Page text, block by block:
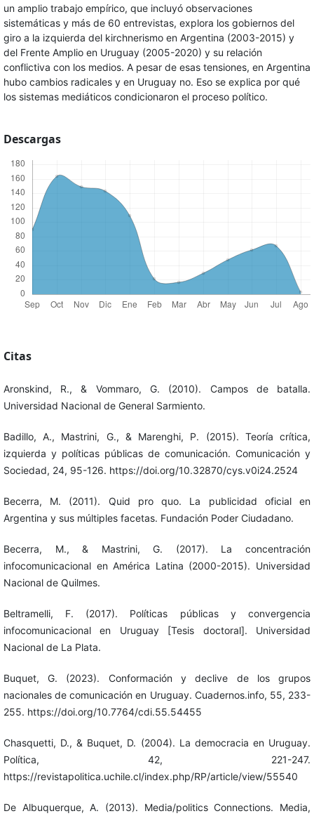
un amplio trabajo empírico, que incluyó observaciones
sistemáticas y más de 60 entrevistas, explora los gobiernos del
giro a la izquierda del kirchnerismo en Argentina (2003-2015) y
del Frente Amplio en Uruguay (2005-2020) y su relación
conflictiva con los medios. A pesar de esas tensiones, en Argentina
hubo cambios radicales y en Uruguay no. Eso se explica por qué
los sistemas mediáticos condicionaron el proceso político.
Descargas
Citas
Aronskind, R., & Vommaro, G. (2010). Campos de batalla.
Universidad Nacional de General Sarmiento.
Badillo, A., Mastrini, G., & Marenghi, P. (2015). Teoría crítica,
izquierda y políticas públicas de comunicación. Comunicación y
Sociedad, 24, 95-126. https://doi.org/10.32870/cys.v0i24.2524
Becerra, M. (2011). Quid pro quo. La publicidad oficial en
Argentina y sus múltiples facetas. Fundación Poder Ciudadano.
Becerra, M., & Mastrini, G. (2017). La concentración
infocomunicacional en América Latina (2000-2015). Universidad
Nacional de Quilmes.
Beltramelli, F. (2017). Políticas públicas y convergencia
infocomunicacional en Uruguay [Tesis doctoral]. Universidad
Nacional de La Plata.
Buquet, G. (2023). Conformación y declive de los grupos
nacionales de comunicación en Uruguay. Cuadernos.info, 55, 233-
255. https://doi.org/10.7764/cdi.55.54455
Chasquetti, D., & Buquet, D. (2004). La democracia en Uruguay.
Política, 42, 221-247.
https://revistapolitica.uchile.cl/index.php/RP/article/view/55540
De Albuquerque, A. (2013). Media/politics Connections. Media,